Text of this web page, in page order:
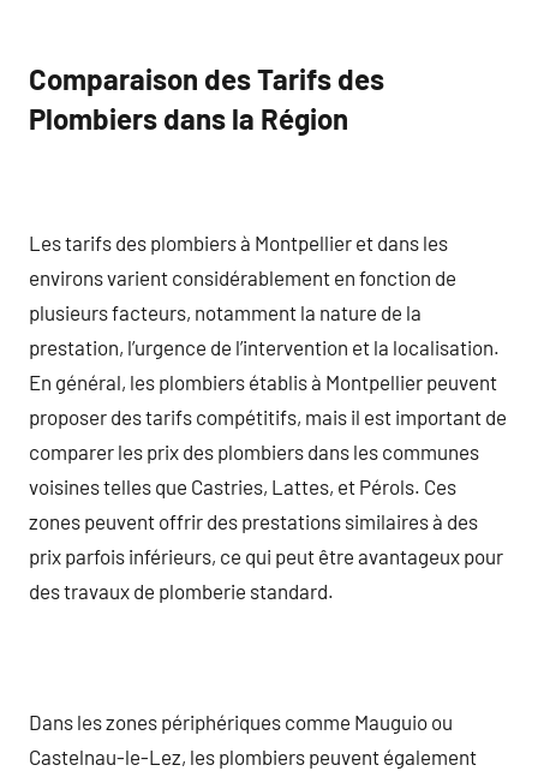
Comparaison des Tarifs des
Plombiers dans la Région
Les tarifs des plombiers à Montpellier et dans les
environs varient considérablement en fonction de
plusieurs facteurs, notamment la nature de la
prestation, l’urgence de l’intervention et la localisation.
En général, les plombiers établis à Montpellier peuvent
proposer des tarifs compétitifs, mais il est important de
comparer les prix des plombiers dans les communes
voisines telles que Castries, Lattes, et Pérols. Ces
zones peuvent offrir des prestations similaires à des
prix parfois inférieurs, ce qui peut être avantageux pour
des travaux de plomberie standard.
Dans les zones périphériques comme Mauguio ou
Castelnau-le-Lez, les plombiers peuvent également